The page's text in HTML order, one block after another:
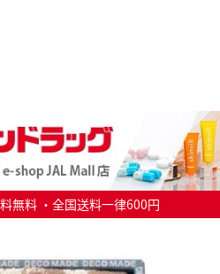
無料 ・全国送料一律600円